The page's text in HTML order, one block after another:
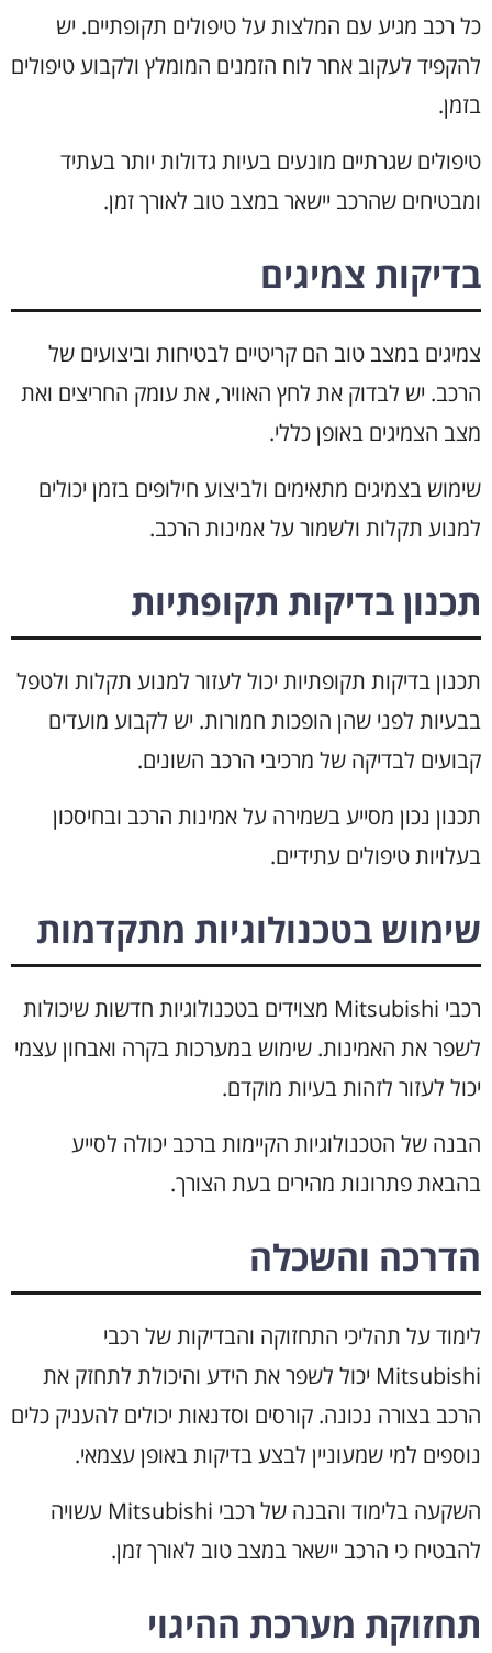
כל רכב מגיע עם המלצות על טיפולים תקופתיים. יש
להקפיד לעקוב אחר לוח הזמנים המומלץ ולקבוע טיפולים
בזמן.
טיפולים שגרתיים מונעים בעיות גדולות יותר בעתיד
ומבטיחים שהרכב יישאר במצב טוב לאורך זמן.
בדיקות צמיגים
צמיגים במצב טוב הם קריטיים לבטיחות וביצועים של
הרכב. יש לבדוק את לחץ האוויר, את עומק החריצים ואת
מצב הצמיגים באופן כללי.
שימוש בצמיגים מתאימים ולביצוע חילופים בזמן יכולים
למנוע תקלות ולשמור על אמינות הרכב.
תכנון בדיקות תקופתיות
תכנון בדיקות תקופתיות יכול לעזור למנוע תקלות ולטפל
בבעיות לפני שהן הופכות חמורות. יש לקבוע מועדים
קבועים לבדיקה של מרכיבי הרכב השונים.
תכנון נכון מסייע בשמירה על אמינות הרכב ובחיסכון
בעלויות טיפולים עתידיים.
שימוש בטכנולוגיות מתקדמות
רכבי Mitsubishi מצוידים בטכנולוגיות חדשות שיכולות
לשפר את האמינות. שימוש במערכות בקרה ואבחון עצמי
יכול לעזור לזהות בעיות מוקדם.
הבנה של הטכנולוגיות הקיימות ברכב יכולה לסייע
בהבאת פתרונות מהירים בעת הצורך.
הדרכה והשכלה
לימוד על תהליכי התחזוקה והבדיקות של רכבי
Mitsubishi יכול לשפר את הידע והיכולת לתחזק את
הרכב בצורה נכונה. קורסים וסדנאות יכולים להעניק כלים
נוספים למי שמעוניין לבצע בדיקות באופן עצמאי.
השקעה בלימוד והבנה של רכבי Mitsubishi עשויה
להבטיח כי הרכב יישאר במצב טוב לאורך זמן.
תחזוקת מערכת ההיגוי